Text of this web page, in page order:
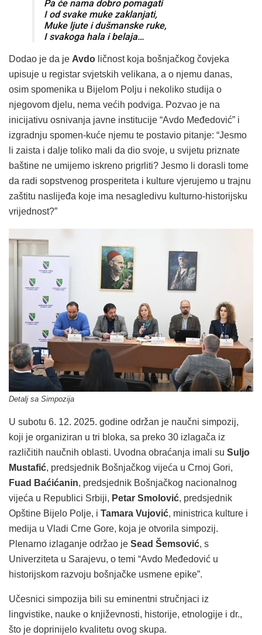
Pa će nama dobro pomagati
I od svake muke zaklanjati,
Muke ljute i dušmanske ruke,
I svakoga hala i belaja…
Dodao je da je Avdo ličnost koja bošnjačkog čovjeka
upisuje u registar svjetskih velikana, a o njemu danas,
osim spomenika u Bijelom Polju i nekoliko studija o
njegovom djelu, nema većih podviga. Pozvao je na
inicijativu osnivanja javne institucije “Avdo Međedović” i
izgradnju spomen-kuće njemu te postavio pitanje: “Jesmo
li zaista i dalje toliko mali da dio svoje, u svijetu priznate
baštine ne umijemo iskreno prigrliti? Jesmo li dorasli tome
da radi sopstvenog prosperiteta i kulture vjerujemo u trajnu
zaštitu naslijeđa koje ima nesagledivu kulturno-historijsku
vrijednost?”
Detalj sa Simpozija
U subotu 6. 12. 2025. godine održan je naučni simpozij,
koji je organiziran u tri bloka, sa preko 30 izlagača iz
različitih naučnih oblasti. Uvodna obraćanja imali su Suljo
Mustafić, predsjednik Bošnjačkog vijeća u Crnoj Gori,
Fuad Baćićanin, predsjednik Bošnjačkog nacionalnog
vijeća u Republici Srbiji, Petar Smolović, predsjednik
Opštine Bijelo Polje, i Tamara Vujović, ministrica kulture i
medija u Vladi Crne Gore, koja je otvorila simpozij.
Plenarno izlaganje održao je Sead Šemsović, s
Univerziteta u Sarajevu, o temi “Avdo Međedović u
historijskom razvoju bošnjačke usmene epike”.
Učesnici simpozija bili su eminentni stručnjaci iz
lingvistike, nauke o književnosti, historije, etnologije i dr.,
što je doprinijelo kvalitetu ovog skupa.